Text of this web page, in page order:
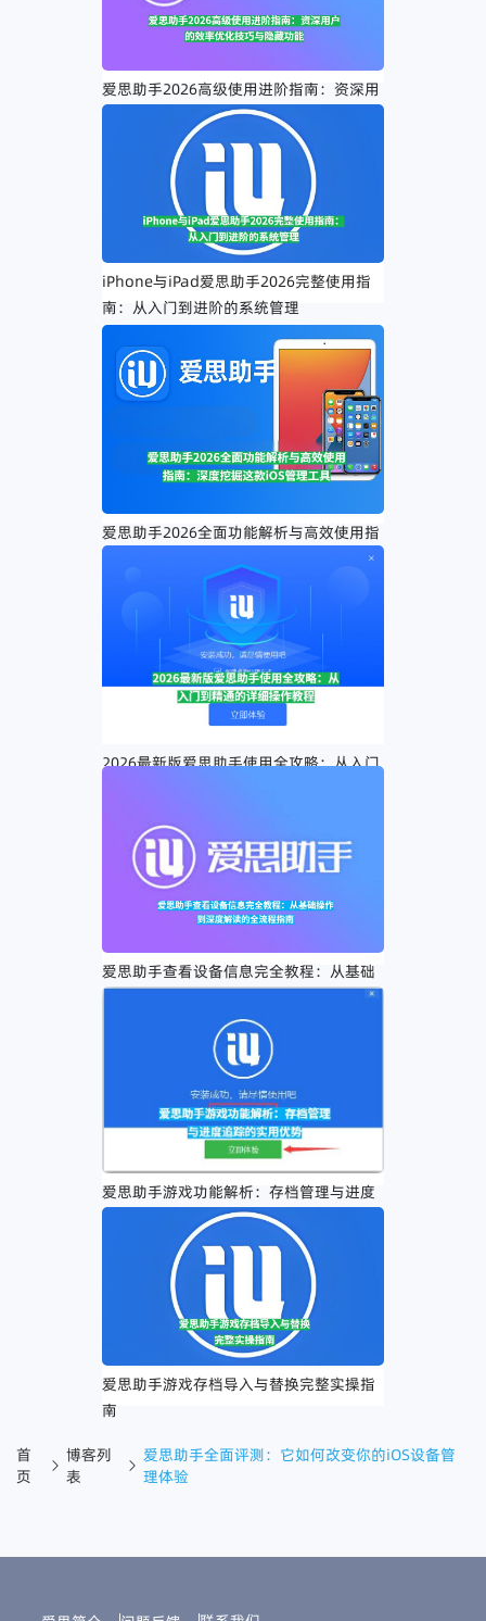
爱思助手2026高级使用进阶指南：资深用
户的效率优化技巧与隐藏功能
iPhone与iPad爱思助手2026完整使用指
南：从入门到进阶的系统管理
爱思助手2026全面功能解析与高效使用指
2026最新版爱思助手使用全攻略：从入门
爱思助手查看设备信息完全教程：从基础
操作到深度解读的全流程指南
爱思助手游戏功能解析：存档管理与进度
追踪的实用优势
爱思助手游戏存档导入与替换完整实操指
南
首
页
博客列
表
爱思助手全面评测：它如何改变你的iOS设备管
理体验